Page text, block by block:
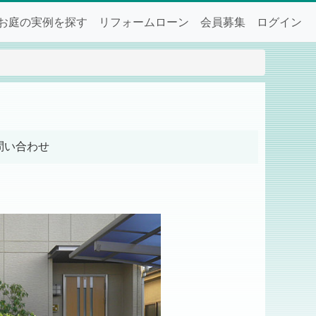
庭の実例を探す リフォームローン 会員募集 ログイン
合わせ